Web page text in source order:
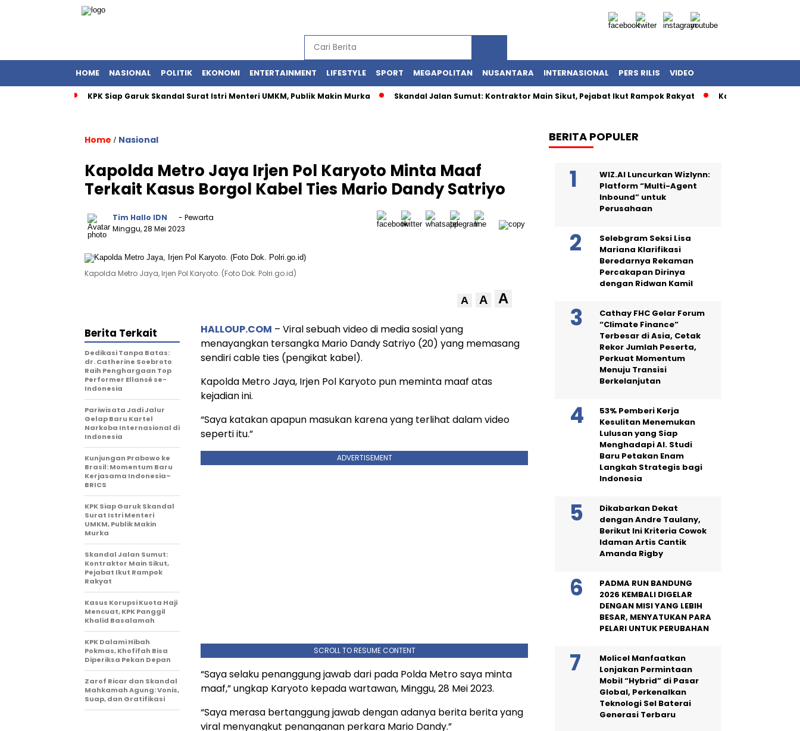
HOME NASIONAL POLITIK EKONOMI ENTERTAINMENT LIFESTYLE SPORT MEGAPOLITAN NUSANTARA INTERNASIONAL PERS RILIS VIDEO
KPK Siap Garuk Skandal Surat Istri Menteri UMKM, Publik Makin Murka Skandal Jalan Sumut: Kontraktor Main Sikut, Pejabat Ikut Rampok Rakyat Kasus Korupsi
Home / Nasional
Kapolda Metro Jaya Irjen Pol Karyoto Minta Maaf
Terkait Kasus Borgol Kabel Ties Mario Dandy Satriyo
Tim Hallo IDN
- Pewarta
Minggu, 28 Mei 2023
Kapolda Metro Jaya, Irjen Pol Karyoto. (Foto Dok. Polri.go.id)
A A A
HALLOUP.COM – Viral sebuah video di media sosial yang
menayangkan tersangka Mario Dandy Satriyo (20) yang memasang
sendiri cable ties (pengikat kabel).
Kapolda Metro Jaya, Irjen Pol Karyoto pun meminta maaf atas
kejadian ini.
“Saya katakan apapun masukan karena yang terlihat dalam video
seperti itu.”
ADVERTISEMENT
SCROLL TO RESUME CONTENT
“Saya selaku penanggung jawab dari pada Polda Metro saya minta
maaf,” ungkap Karyoto kepada wartawan, Minggu, 28 Mei 2023.
“Saya merasa bertanggung jawab dengan adanya berita berita yang
viral menyangkut penanganan perkara Mario Dandy.”
Berita Terkait
Dedikasi Tanpa Batas:
dr. Catherine Soebroto
Raih Penghargaan Top
Performer Ellansé se-
Indonesia
Pariwisata Jadi Jalur
Gelap Baru Kartel
Narkoba Internasional di
Indonesia
Kunjungan Prabowo ke
Brasil: Momentum Baru
Kerjasama Indonesia–
BRICS
KPK Siap Garuk Skandal
Surat Istri Menteri
UMKM, Publik Makin
Murka
Skandal Jalan Sumut:
Kontraktor Main Sikut,
Pejabat Ikut Rampok
Rakyat
Kasus Korupsi Kuota Haji
Mencuat, KPK Panggil
Khalid Basalamah
KPK Dalami Hibah
Pokmas, Khofifah Bisa
Diperiksa Pekan Depan
Zarof Ricar dan Skandal
Mahkamah Agung: Vonis,
Suap, dan Gratifikasi
BERITA POPULER
WIZ.AI Luncurkan Wizlynn:
Platform “Multi-Agent
Inbound” untuk
Perusahaan
Selebgram Seksi Lisa
Mariana Klarifikasi
Beredarnya Rekaman
Percakapan Dirinya
dengan Ridwan Kamil
Cathay FHC Gelar Forum
“Climate Finance”
Terbesar di Asia, Cetak
Rekor Jumlah Peserta,
Perkuat Momentum
Menuju Transisi
Berkelanjutan
53% Pemberi Kerja
Kesulitan Menemukan
Lulusan yang Siap
Menghadapi AI. Studi
Baru Petakan Enam
Langkah Strategis bagi
Indonesia
Dikabarkan Dekat
dengan Andre Taulany,
Berikut Ini Kriteria Cowok
Idaman Artis Cantik
Amanda Rigby
PADMA RUN BANDUNG
2026 KEMBALI DIGELAR
DENGAN MISI YANG LEBIH
BESAR, MENYATUKAN PARA
PELARI UNTUK PERUBAHAN
Molicel Manfaatkan
Lonjakan Permintaan
Mobil “Hybrid” di Pasar
Global, Perkenalkan
Teknologi Sel Baterai
Generasi Terbaru